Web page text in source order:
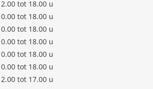
tot 18.00 u
tot 18.00 u
tot 18.00 u
tot 18.00 u
tot 18.00 u
tot 18.00 u
tot 17.00 u